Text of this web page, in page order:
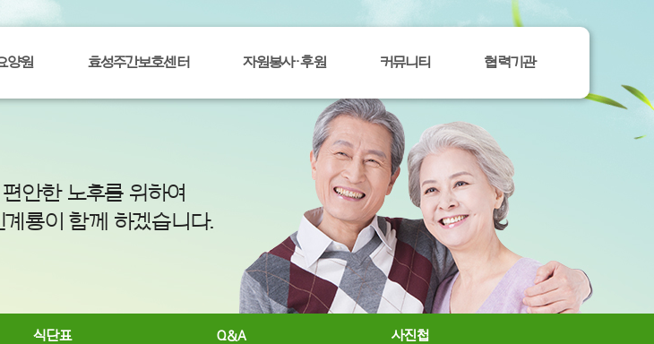
양원 효성주간보호센터 자원봉사ㆍ후원 커뮤니티 협력기관
안한 노후를 위하여
룡이 함께 하겠습니다.
식단표 Q&A 사진첩